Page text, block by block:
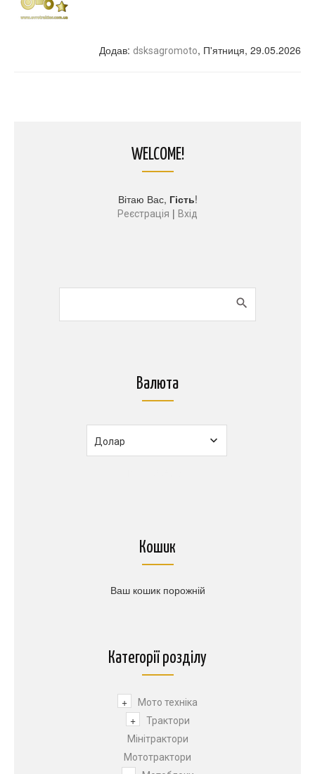
Додав: dsksagromoto, П'ятниця, 29.05.2026
WELCOME!
Вітаю Вас, Гість!
Реєстрація | Вхід
Валюта
Кошик
Ваш кошик порожній
Категорії розділу
+ Мото техніка
+
Трактори
Мінітрактори
Мототрактори